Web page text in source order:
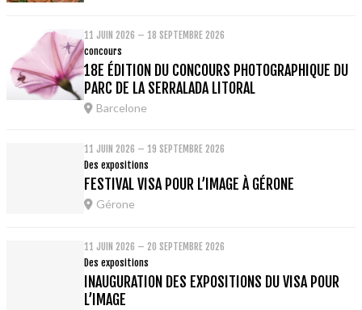
11 JUIN 2026 – 18 SEPTEMBRE 2026
concours
18E ÉDITION DU CONCOURS PHOTOGRAPHIQUE DU
PARC DE LA SERRALADA LITORAL
Barcelone
11 JUIN 2026 – 19 SEPTEMBRE 2026
Des expositions
FESTIVAL VISA POUR L’IMAGE À GÉRONE
Gérone
11 JUIN 2026 – 20 SEPTEMBRE 2026
Des expositions
INAUGURATION DES EXPOSITIONS DU VISA POUR
L’IMAGE